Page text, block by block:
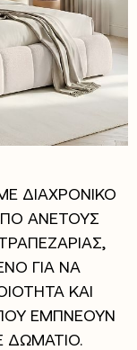
ΔΙΑΧΡΟΝΙΚΟ
ΑΝΕΤΟΥΣ
ΓΙΑ ΝΑ
ΚΑΙ
ΕΜΠΝΕΟΥΝ
ΔΩΜΑΤΙΟ.